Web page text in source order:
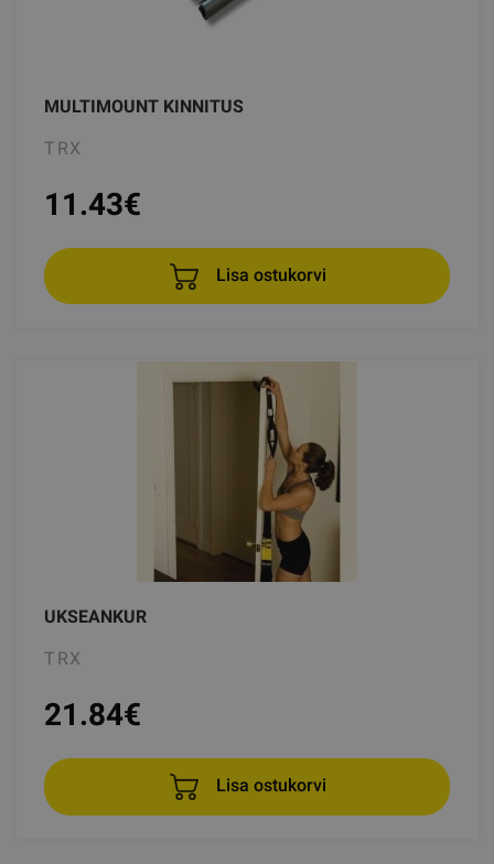
MULTIMOUNT KINNITUS
TRX
11.43€
Lisa ostukorvi
UKSEANKUR
TRX
21.84€
Lisa ostukorvi